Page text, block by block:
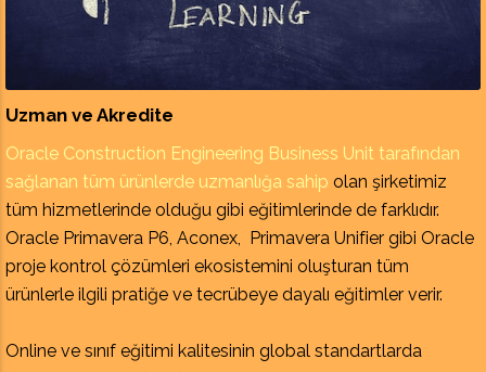
Uzman ve Akredite
Oracle Construction Engineering Business Unit tarafından
sağlanan tüm ürünlerde uzmanlığa sahip olan şirketimiz
tüm hizmetlerinde olduğu gibi eğitimlerinde de farklıdır.
Oracle Primavera P6, Aconex, Primavera Unifier gibi Oracle
proje kontrol çözümleri ekosistemini oluşturan tüm
ürünlerle ilgili pratiğe ve tecrübeye dayalı eğitimler verir.
Online ve sınıf eğitimi kalitesinin global standartlarda